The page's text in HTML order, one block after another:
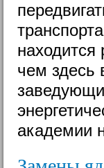
находится
чем здесь
академии